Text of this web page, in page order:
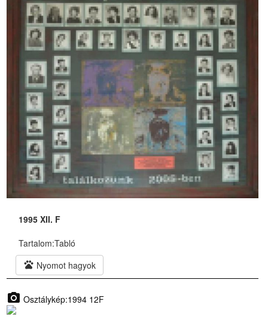
1995 XII. F
Tartalom:Tabló
pets Nyomot hagyok
photo_camera Osztálykép:1994 12F